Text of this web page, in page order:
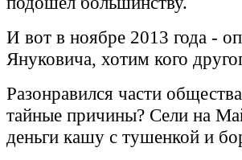
И вот в ноябре 2013 года -
Януковича, хотим кого
Разонравился части
тайные причины? Сели на
деньги кашу с тушенкой и